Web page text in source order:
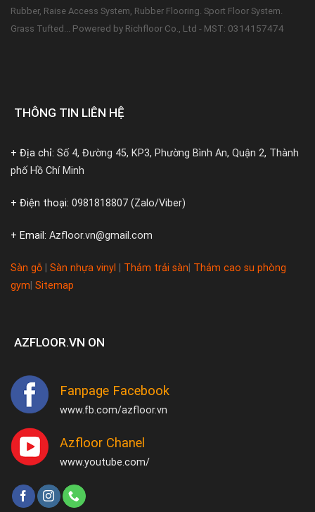
Rubber, Raise Access System, Rubber Flooring. Sport Floor System.
Grass Tufted... Powered by Richfloor Co., Ltd - MST: 0314157474
THÔNG TIN LIÊN HỆ
+ Địa chỉ: Số 4, Đường 45, KP3, Phường Bình An, Quận 2, Thành
phố Hồ Chí Minh
+ Điện thoại: 0981818807 (Zalo/Viber)
+ Email: Azfloor.vn@gmail.com
Sàn gỗ Sàn nhựa vinyl Thảm trải sàn Thảm cao su phòng
gym Sitemap
AZFLOOR.VN ON
Fanpage Facebook
www.fb.com/azfloor.vn
Azfloor Chanel
www.youtube.com/